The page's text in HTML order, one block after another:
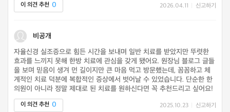
이 의견 추천 0 2026.04.11 신고하기
비공개
자율신경 실조증으로 힘든 시간을 보내며 일반 치료를 받았지만 뚜렷한
효과를 느끼지 못해 한방 치료에 관심을 갖게 됐어요. 원장님 블로그 글들
을 보며 믿음이 생겨 먼 길이지만 큰 마음 먹고 방문했는데, 꼼꼼하고 체
계적인 치료 덕분에 복합적인 증상에서 벗어날 수 있었습니다. 단순한 한
의원이 아니라 정말 제대로 된 치료를 원하신다면 꼭 추천드리고 싶어요!
이 의견 추천 0 2025.10.23 신고하기